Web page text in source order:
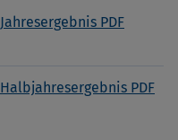
Jahresergebnis PDF
Halbjahresergebnis PDF